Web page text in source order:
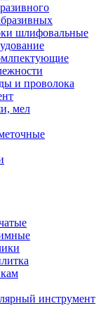
шлифовальные
и проволока
мел
инструмент